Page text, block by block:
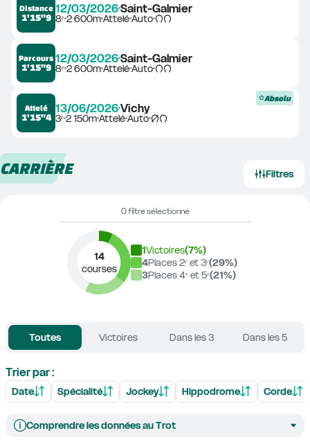
Distance
1'15"9
12/03/2026Saint-Galmier
8ᵉ2 600mAtteléAuto
Parcours
1'15"9
12/03/2026Saint-Galmier
8ᵉ2 600mAtteléAuto
Attelé
1'15"4
13/06/2026Vichy
3ᵉ2 150mAtteléAuto
Absolu
CARRIÈRE Filtres
0 filtre sélectionné
14
courses
1Victoires(7%)
4Places 2ᵉ et 3ᵉ(29%)
3Places 4ᵉ et 5ᵉ(21%)
Toutes Victoires Dans les 3 Dans les 5
Trier par :
Date Spécialité Jockey Hippodrome Corde
Comprendre les données au Trot